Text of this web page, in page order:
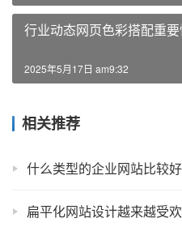
行业动态网页色彩搭配重
2025年5月17日 am9:32
相关推荐
什么类型的企业网站比较好
扁平化网站设计越来越受